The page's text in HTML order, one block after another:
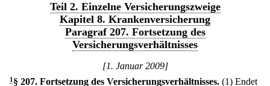
Teil 2. Einzelne Versicherungszweige
Kapitel 8. Krankenversicherung
Paragraf 207. Fortsetzung des
Versicherungsverhältnisses
[1. Januar 2009]
1 § 207. Fortsetzung des Versicherungsverhältnisses. (1) Endet